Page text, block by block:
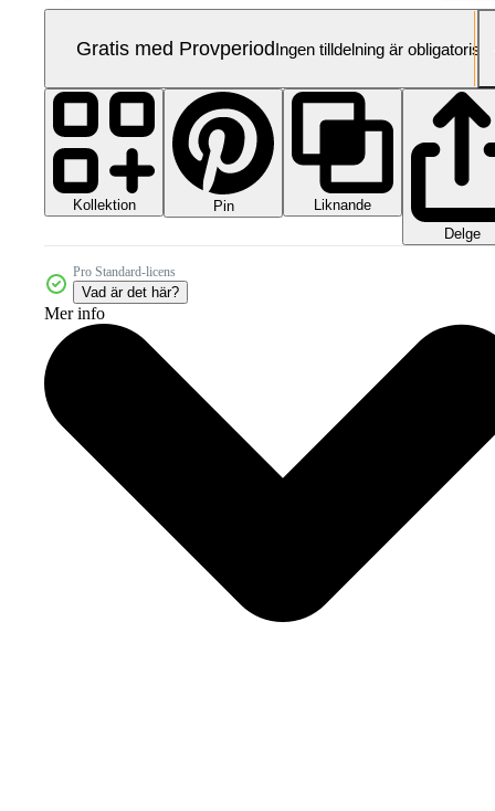
Gratis med ProvperiodIngen tilldelning är obligatorisk
Kollektion Pin
Liknande
Delge
Pro Standard-licens
Vad är det här?
Mer info